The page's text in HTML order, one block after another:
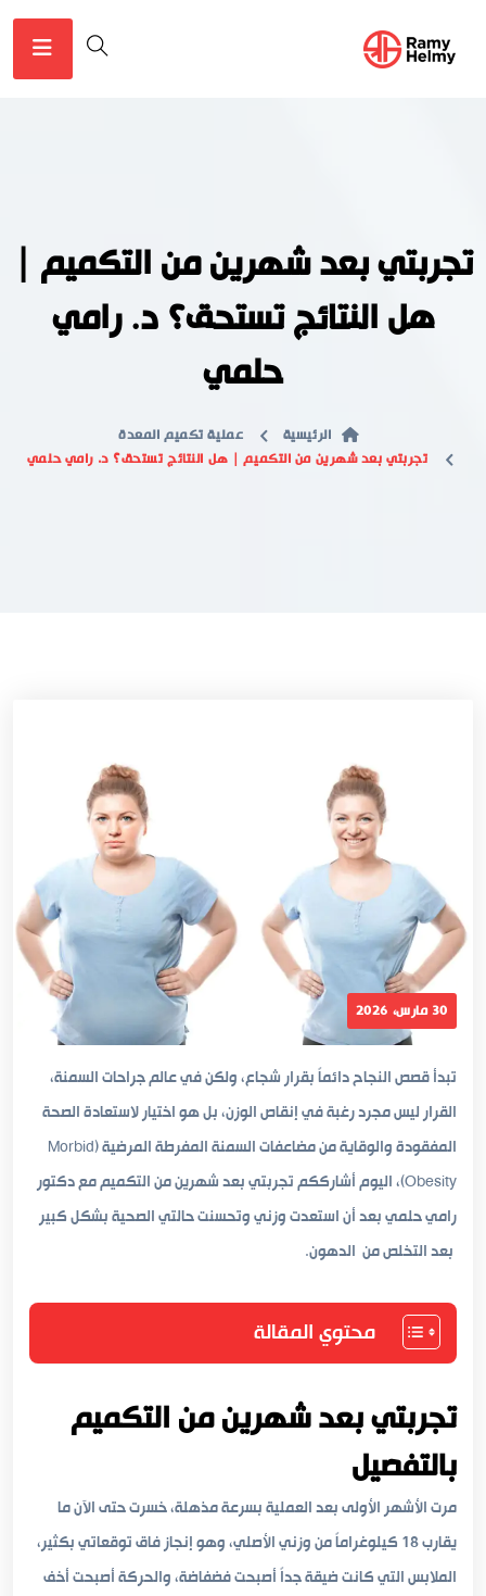
تجربتي بعد شهرين من التكميم |
هل النتائج تستحق؟ د. رامي
حلمي
الرئيسية
عملية تكميم المعدة
تجربتي بعد شهرين من التكميم | هل النتائج تستحق؟ د. رامي حلمي
30 مارس، 2026
تبدأ قصص النجاح دائماً بقرار شجاع، ولكن في عالم جراحات السمنة،
القرار ليس مجرد رغبة في إنقاص الوزن، بل هو اختيار لاستعادة الصحة
المفقودة والوقاية من مضاعفات السمنة المفرطة المرضية (Morbid
Obesity)، اليوم أشارككم تجربتي بعد شهرين من التكميم مع دكتور
رامي حلمي بعد أن استعدت وزني وتحسنت حالتي الصحية بشكل كبير
بعد التخلص من الدهون.
محتوي المقالة
تجربتي بعد شهرين من التكميم
بالتفصيل
مرت الأشهر الأولى بعد العملية بسرعة مذهلة، خسرت حتى الآن ما
يقارب 18 كيلوغراماً من وزني الأصلي، وهو إنجاز فاق توقعاتي بكثير،
الملابس التي كانت ضيقة جداً أصبحت فضفاضة، والحركة أصبحت أخف